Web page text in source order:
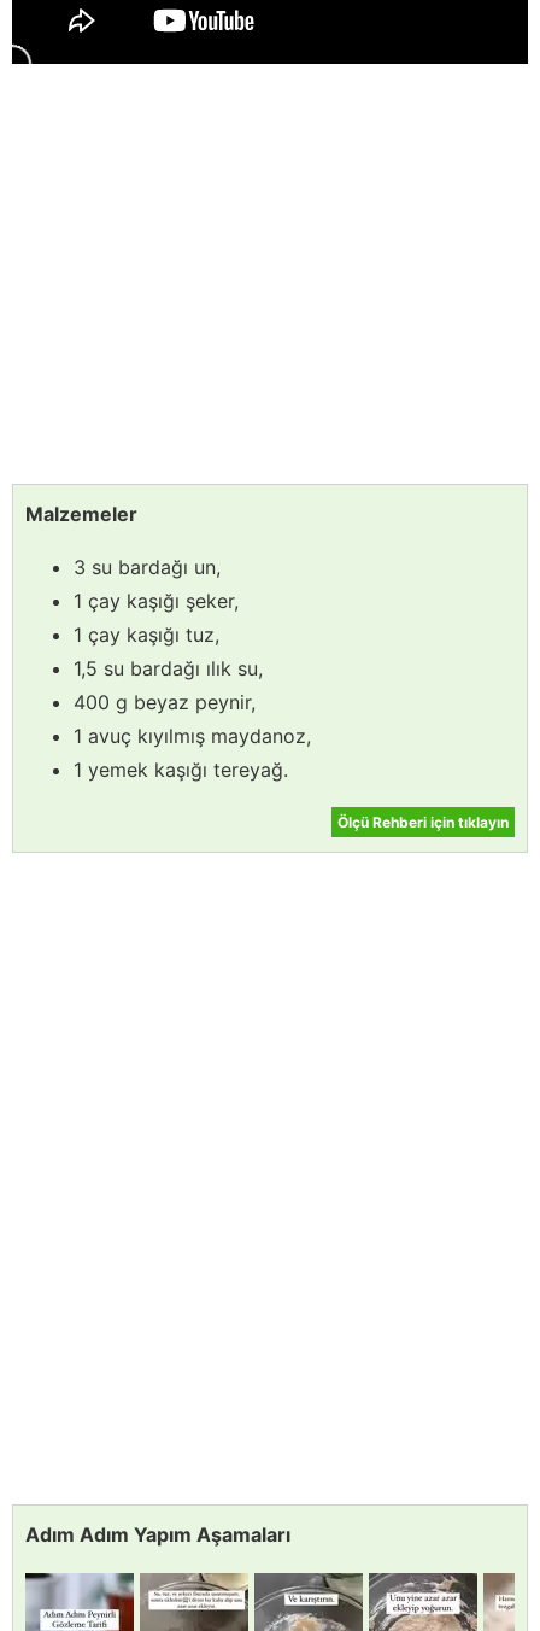
Malzemeler
3 su bardağı un,
1 çay kaşığı şeker,
1 çay kaşığı tuz,
1,5 su bardağı ılık su,
400 g beyaz peynir,
1 avuç kıyılmış maydanoz,
1 yemek kaşığı tereyağ.
Ölçü Rehberi için tıklayın
Adım Adım Yapım Aşamaları